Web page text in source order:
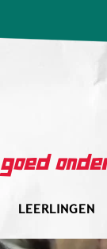
goed
LEERLINGEN